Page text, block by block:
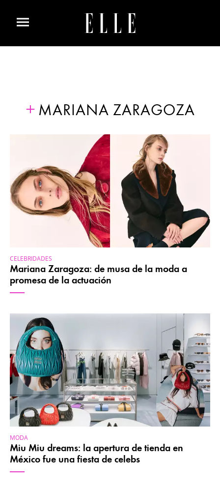
MARIANA ZARAGOZA
CELEBRIDADES
Mariana Zaragoza: de musa de la moda a
promesa de la actuación
MODA
Miu Miu dreams: la apertura de tienda en
México fue una fiesta de celebs